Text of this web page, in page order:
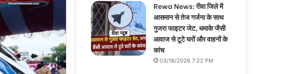
Rewa News: रीवा जिले में
आसमान से तेज गर्जना के साथ
गुजरा फाइटर जेट, धमाके जैसी
आवाज से टूटे घरों और वाहनों के
कांच
03/18/2026 7:22 PM